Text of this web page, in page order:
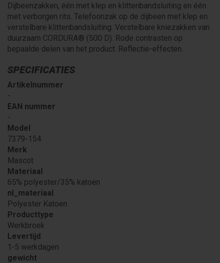
Dijbeenzakken, één met klep en klittenbandsluiting en één
met verborgen rits. Telefoonzak op de dijbeen met klep en
verstelbare klittenbandsluiting. Verstelbare kniezakken van
duurzaam CORDURA® (500 D). Rode contrasten op
bepaalde delen van het product. Reflectie-effecten.
SPECIFICATIES
Artikelnummer
-
EAN nummer
-
Model
7379-154
Merk
Mascot
Materiaal
65% polyester/35% katoen
nl_materiaal
Polyester Katoen
Producttype
Werkbroek
Levertijd
1-5 werkdagen
gewicht